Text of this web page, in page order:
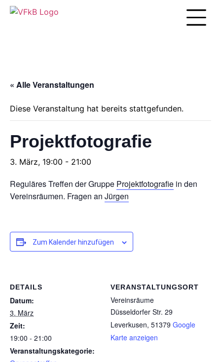
« Alle Veranstaltungen
Diese Veranstaltung hat bereits stattgefunden.
Projektfotografie
3. März, 19:00 - 21:00
Reguläres Treffen der Gruppe Projektfotografie in den
Vereinsräumen. Fragen an Jürgen
Zum Kalender hinzufügen
DETAILS
Datum:
3. März
Zeit:
19:00 - 21:00
Veranstaltungskategorie:
VERANSTALTUNGSORT
Vereinsräume
Düsseldorfer Str. 29
Leverkusen, 51379 Google
Karte anzeigen